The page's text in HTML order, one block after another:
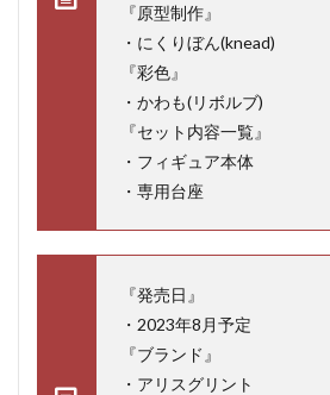
『原型制作』
・にくりぼん(knead)
『彩色』
・かわも(リボルブ)
『セット内容一覧』
・フィギュア本体
・専用台座
『発売日』
・2023年8月予定
『ブランド』
・アリスグリント